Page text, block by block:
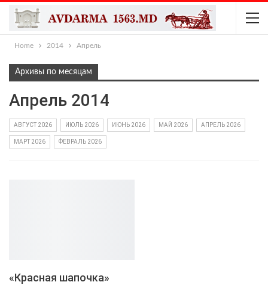
Home 2014 Апрель
Архивы по месяцам
Апрель 2014
АВГУСТ 2026 ИЮЛЬ 2026 ИЮНЬ 2026 МАЙ 2026 АПРЕЛЬ 2026
МАРТ 2026 ФЕВРАЛЬ 2026
«Красная шапочка»